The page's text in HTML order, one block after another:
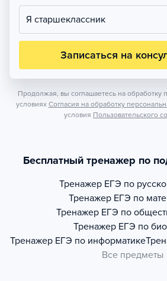
Я старшеклассник
Записаться на
Продолжая, вы соглашаетесь на обработку
условиях Согласия на обработку
условия Пользовательского
Бесплатный тренажер по
Тренажер ЕГЭ по
Тренажер ЕГЭ по
Тренажер ЕГЭ по
Тренажер ЕГЭ по
Тренажер ЕГЭ по информатике
Все предметы